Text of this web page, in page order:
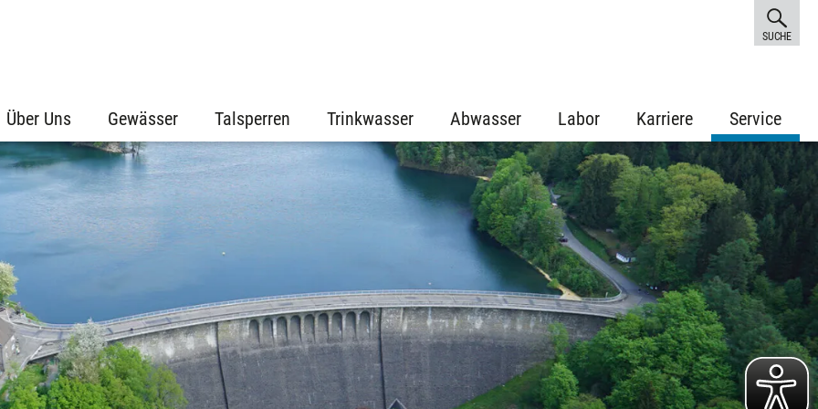
SUCHE
Über Uns Gewässer Talsperren Trinkwasser Abwasser Labor Karriere Service